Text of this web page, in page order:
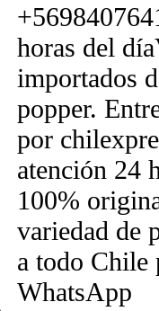
horas del
importados
popper.
por
atención 24
100%
variedad de
a todo Chile
WhatsApp